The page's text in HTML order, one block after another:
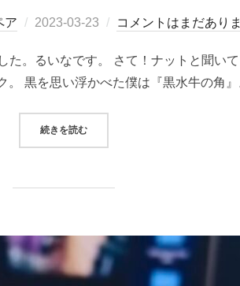
ア
投
日:
2023-03-23 コメントはまだあり
た。るいなです。 さて！ナットと聞い
。 黒を思い浮かべた僕は『黒水牛の角
続きを読む“『ナット』の役割は３つある【楽